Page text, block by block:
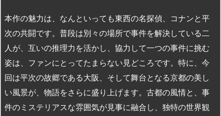
本作の魅力は、なんといっても東西の名探偵、コナンと平
次の共闘です。普段は別々の場所で事件を解決している二
人が、互いの推理力を活かし、協力して一つの事件に挑む
姿は、ファンにとってたまらない見どころです。特に、今
回は平次の故郷である大阪、そして舞台となる京都の美し
い風景が、物語をさらに盛り上げます。古都の風情と、事
件のミステリアスな雰囲気が見事に融合し、独特の世界観